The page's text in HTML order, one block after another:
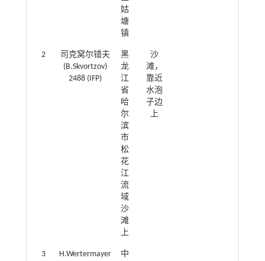
姑
塘
镇
2
司克窝尔错夫
(B.Skvortzov)
2488 (IFP)
黑
龙
江
省
哈
尔
滨
市
松
花
江
流
域
沙
滩
上
沙
滩，
靠近
水泡
子边
上
3
H.Wertermayer
中